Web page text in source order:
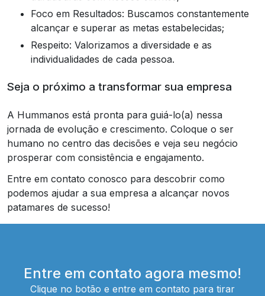
Foco em Resultados: Buscamos constantemente
alcançar e superar as metas estabelecidas;
Respeito: Valorizamos a diversidade e as
individualidades de cada pessoa.
Seja o próximo a transformar sua empresa
A Hummanos está pronta para guiá-lo(a) nessa
jornada de evolução e crescimento. Coloque o ser
humano no centro das decisões e veja seu negócio
prosperar com consistência e engajamento.
Entre em contato conosco para descobrir como
podemos ajudar a sua empresa a alcançar novos
patamares de sucesso!
Entre em contato agora mesmo!
Clique no botão e entre em contato para tirar